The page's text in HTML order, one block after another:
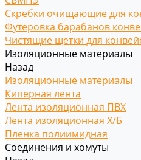
Скребки очищающие для
Футеровка барабанов
Чистящие щетки для
Изоляционные материалы
Назад
Изоляционные материалы
Киперная лента
Лента изоляционная ПВХ
Лента изоляционная Х/Б
Пленка полиимидная
Соединения и хомуты